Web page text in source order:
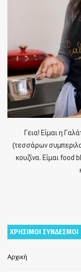
Γεια! Είμαι η
(τεσσάρων
κουζίνα. Είμαι food
ΧΡΗΣΙΜΟΙ ΣΥΝΔΕΣΜΟΙ
Αρχική